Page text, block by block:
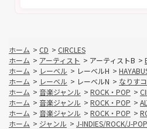
ホーム > CD > CIRCLES
ホーム > アーティスト > アーティストB >
ホーム > レーベル > レーベルH >
ホーム > レーベル > レーベルN > なりす
ホーム > 音楽ジャンル > ROCK・POP >
ホーム > 音楽ジャンル > ROCK・POP >
ホーム > 音楽ジャンル > ROCK・POP >
ホーム > ジャンル > J-INDIES/ROCK/J-POP